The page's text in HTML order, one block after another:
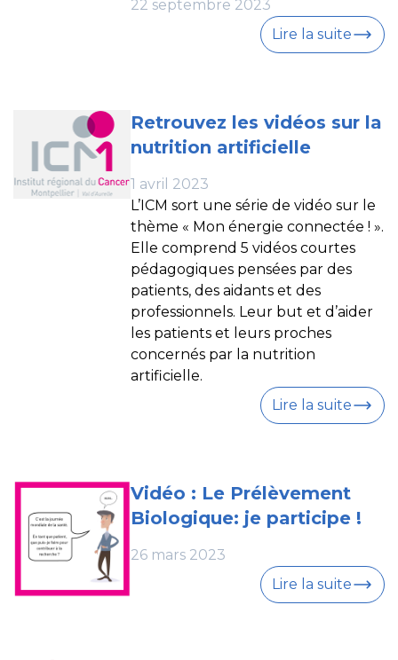
22 septembre 2023
Lire la suite
Retrouvez les vidéos sur la
nutrition artificielle
1 avril 2023
L’ICM sort une série de vidéo sur le
thème « Mon énergie connectée ! ».
Elle comprend 5 vidéos courtes
pédagogiques pensées par des
patients, des aidants et des
professionnels. Leur but et d’aider
les patients et leurs proches
concernés par la nutrition
artificielle.
Lire la suite
Vidéo : Le Prélèvement
Biologique: je participe !
26 mars 2023
Lire la suite